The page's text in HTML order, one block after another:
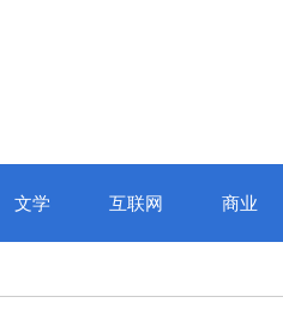
文学 互联网 商业